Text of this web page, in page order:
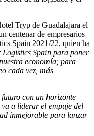
Tryp de Guadalajara el
centenar de empresarios
Spain 2021/22, quien ha
Logistics Spain para poner
economía; para
cada vez, más
con un horizonte
a liderar el empuje del
inmejorable para lanzar